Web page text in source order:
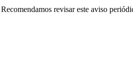
revisar este aviso